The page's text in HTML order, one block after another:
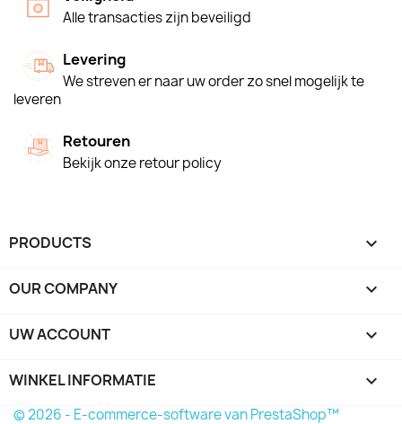
Alle transacties zijn beveiligd
Levering
We streven er naar uw order zo snel mogelijk te
leveren
Retouren
Bekijk onze retour policy
PRODUCTS 
OUR COMPANY 
UW ACCOUNT 
WINKEL INFORMATIE keyboard_arrow_down
© 2026 - E-commerce-software van PrestaShop™